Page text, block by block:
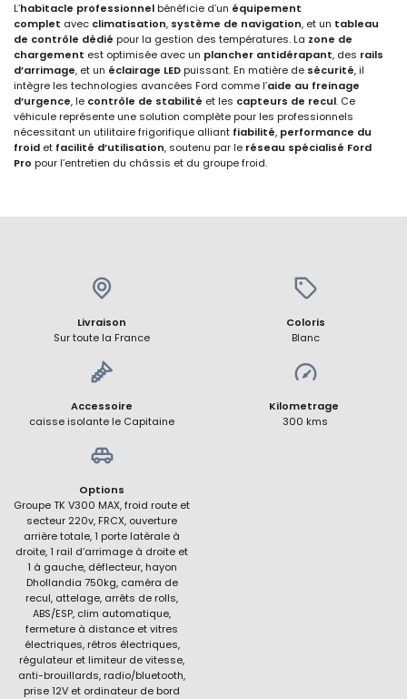
L’habitacle professionnel bénéficie d’un équipement
complet avec climatisation, système de navigation, et un tableau
de contrôle dédié pour la gestion des températures. La zone de
chargement est optimisée avec un plancher antidérapant, des rails
d’arrimage, et un éclairage LED puissant. En matière de sécurité, il
intègre les technologies avancées Ford comme l’aide au freinage
d’urgence, le contrôle de stabilité et les capteurs de recul. Ce
véhicule représente une solution complète pour les professionnels
nécessitant un utilitaire frigorifique alliant fiabilité, performance du
froid et facilité d’utilisation, soutenu par le réseau spécialisé Ford
Pro pour l’entretien du châssis et du groupe froid.
Livraison
Sur toute la France
Coloris
Blanc
Accessoire
caisse isolante le Capitaine
Kilometrage
300 kms
Options
Groupe TK V300 MAX, froid route et
secteur 220v, FRCX, ouverture
arrière totale, 1 porte latérale à
droite, 1 rail d’arrimage à droite et
1 à gauche, déflecteur, hayon
Dhollandia 750kg, caméra de
recul, attelage, arrêts de rolls,
ABS/ESP, clim automatique,
fermeture à distance et vitres
électriques, rétros électriques,
régulateur et limiteur de vitesse,
anti-brouillards, radio/bluetooth,
prise 12V et ordinateur de bord